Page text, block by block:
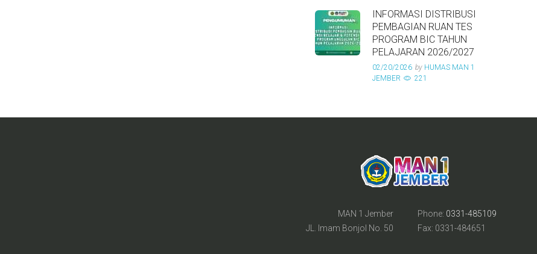
INFORMASI DISTRIBUSI
PEMBAGIAN RUAN TES
PROGRAM BIC TAHUN
PELAJARAN 2026/2027
02/20/2026 by HUMAS MAN 1
JEMBER
221
Phone: 0331-485109
Fax: 0331-484651
MAN 1 Jember
JL. Imam Bonjol No. 50